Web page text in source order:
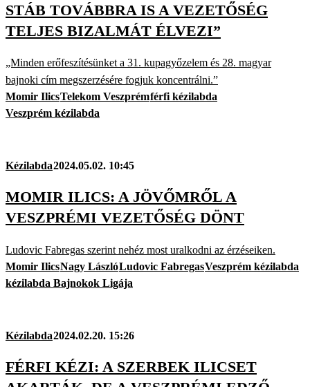
STÁB TOVÁBBRA IS A VEZETŐSÉG
TELJES BIZALMÁT ÉLVEZI”
„Minden erőfeszítésünket a 31. kupagyőzelem és 28. magyar
bajnoki cím megszerzésére fogjuk koncentrálni.”
Momir IlicsTelekom Veszprémférfi kézilabda
Veszprém kézilabda
Kézilabda2024.05.02. 10:45
MOMIR ILICS: A JÖVŐMRŐL A
VESZPRÉMI VEZETŐSÉG DÖNT
Ludovic Fabregas szerint nehéz most uralkodni az érzéseiken.
Momir IlicsNagy LászlóLudovic FabregasVeszprém kézilabda
kézilabda Bajnokok Ligája
Kézilabda2024.02.20. 15:26
FÉRFI KÉZI: A SZERBEK ILICSET